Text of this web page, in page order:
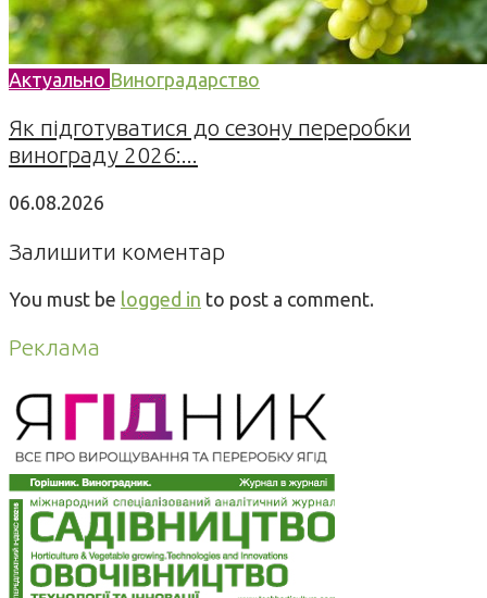
Актуально Виноградарство
Як підготуватися до сезону переробки
винограду 2026:...
06.08.2026
Залишити коментар
You must be logged in to post a comment.
Реклама